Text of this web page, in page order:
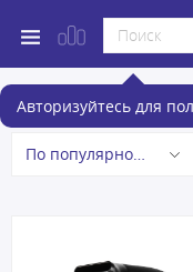
Авторизуйтесь для
Фены и фен-
По популярности